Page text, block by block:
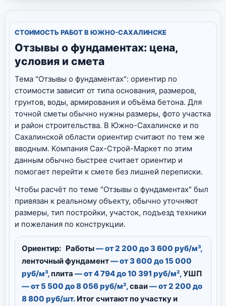
СТОИМОСТЬ РАБОТ В ЮЖНО-САХАЛИНСКЕ
Отзывы о фундаментах: цена,
условия и смета
Тема "Отзывы о фундаментах": ориентир по
стоимости зависит от типа основания, размеров,
грунтов, воды, армирования и объёма бетона. Для
точной сметы обычно нужны размеры, фото участка
и район строительства. В Южно-Сахалинске и по
Сахалинской области ориентир считают по тем же
вводным. Компания Сах-Строй-Маркет по этим
данным обычно быстрее считает ориентир и
помогает перейти к смете без лишней переписки.
Чтобы расчёт по теме "Отзывы о фундаментах" был
привязан к реальному объекту, обычно уточняют
размеры, тип постройки, участок, подъезд техники
и пожелания по конструкции.
Ориентир: Работы— от 2 200 до 3 600 руб/м³,
ленточный фундамент— от 3 600 до 15 000
руб/м³,плита — от 4 794 до 10 391 руб/м²,УШП
— от 5 500 до 8 056 руб/м²,сваи— от 2 200 до
8 800 руб/шт. Итог считают по участку и